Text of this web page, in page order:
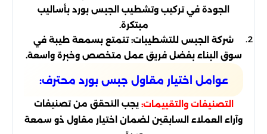
الجودة في تركيب وتشطيب الجبس بورد بأساليب
مبتكرة.
شركة الجبس للتشطيبات: تتمتع بسمعة طيبة في
سوق البناء بفضل فريق عمل متخصص وخبرة واسعة.
عوامل اختيار مقاول جبس بورد محترف:
التصنيفات والتقييمات: يجب التحقق من تصنيفات
وآراء العملاء السابقين لضمان اختيار مقاول ذو سمعة